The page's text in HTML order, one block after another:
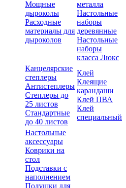
Мощные
дыроколы
Расходные
материалы для
дыроколов
металла
Настольные
наборы
деревянные
Настольные
наборы
класса Люкс
Канцелярские
степлеры
Антистеплеры
Степлеры до
25 листов
Стандартные
до 40 листов
Клей
Клеящие
карандаши
Клей ПВА
Клей
специальный
Настольные
аксессуары
Коврики на
стол
Подставки с
наполнением
Подушки для